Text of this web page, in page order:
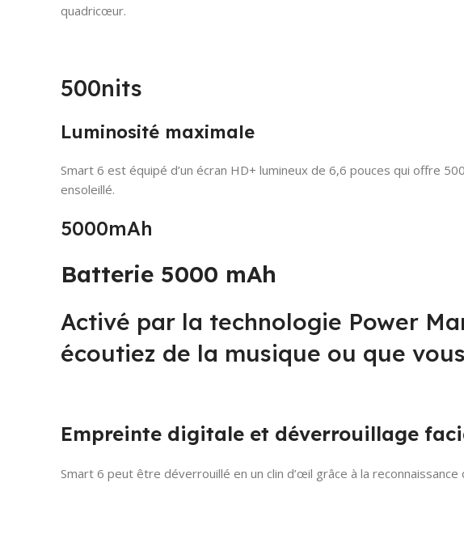
quadricœur.
500nits
Luminosité maximale
Smart 6 est équipé d’un écran HD+ lumineux de 6,6 pouces qui offre
ensoleillé.
5000mAh
Batterie 5000 mAh
Activé par la technologie Power
écoutiez de la musique ou que
Empreinte digitale et déverrouillage
Smart 6 peut être déverrouillé en un clin d’œil grâce à la